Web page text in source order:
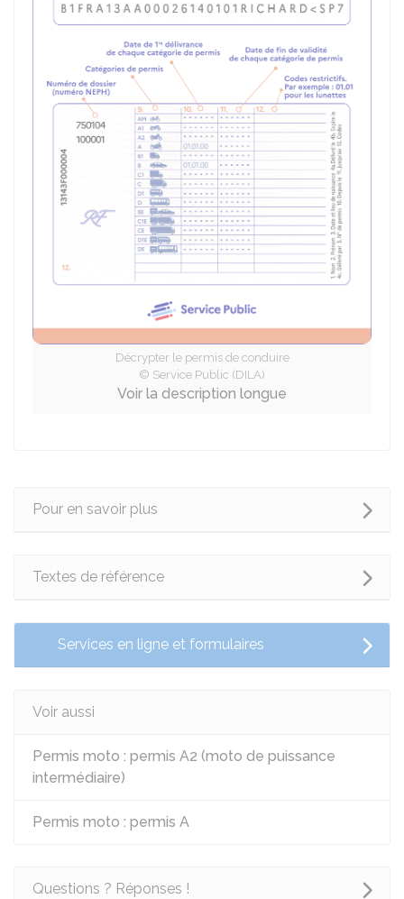
Décrypter le permis de conduire
© Service Public (DILA)
Voir la description longue
Pour en savoir plus
Textes de référence
Services en ligne et formulaires
Voir aussi
Permis moto : permis A2 (moto de puissance
intermédiaire)
Permis moto : permis A
Questions ? Réponses !